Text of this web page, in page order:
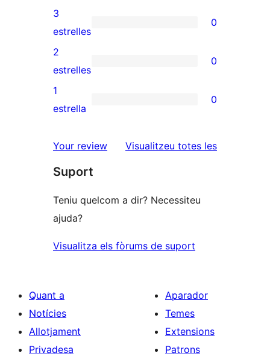
5
estrelles
valoracions
de
4
estrelles
0
valoracions
de
3
estrelles
3
estrelles
0
0
valoracions
de
estrelles
2
estrelles
0
0
de
estrelles
1
estrella
0
Your review Visualitzeu totes lesressenyes
Suport
Teniu quelcom a dir? Necessiteu
ajuda?
Visualitza els fòrums de suport
Quant a
Notícies
Allotjament
Privadesa
Aparador
Temes
Extensions
Patrons